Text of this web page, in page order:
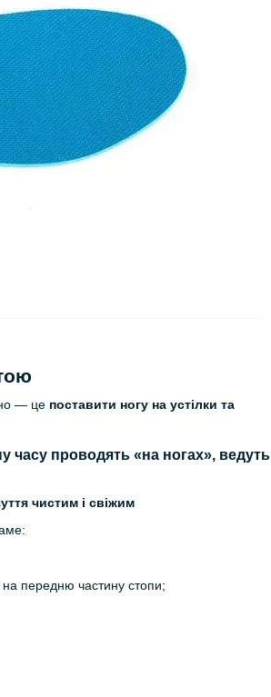
— це поставити ногу на устілки та
часу проводять «на ногах», ведуть
чистим і свіжим
передню частину стопи;